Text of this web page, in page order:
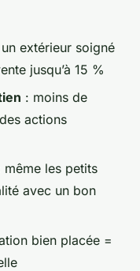
extérieur soigné
jusqu’à 15 %
: moins de
actions
même les petits
avec un bon
bien placée =